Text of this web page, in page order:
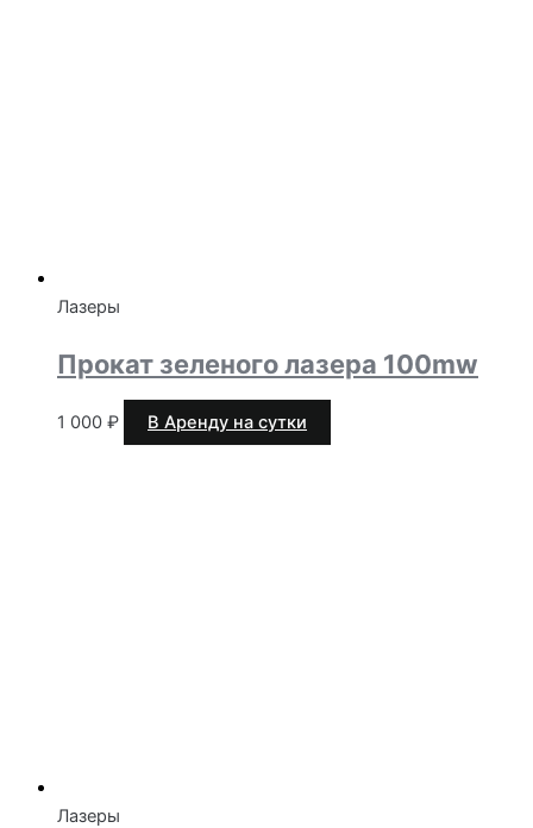
Лазеры
Прокат зеленого лазера 100mw
1 000 ₽ В Аренду на сутки
Лазеры